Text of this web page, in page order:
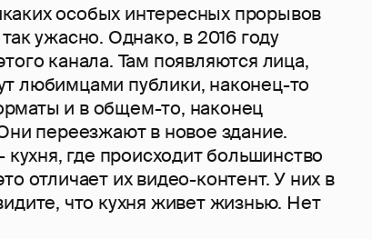
особых интересных прорывов
ужасно. Однако, в 2016 году
канала. Там появляются лица,
любимцами публики, наконец-то
и в общем-то, наконец
переезжают в новое здание.
где происходит большинство
отличает их видео-контент. У них в
что кухня живет жизнью. Нет